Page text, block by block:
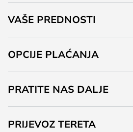
VAŠE PREDNOSTI
OPCIJE PLAĆANJA
PRATITE NAS DALJE
PRIJEVOZ TERETA